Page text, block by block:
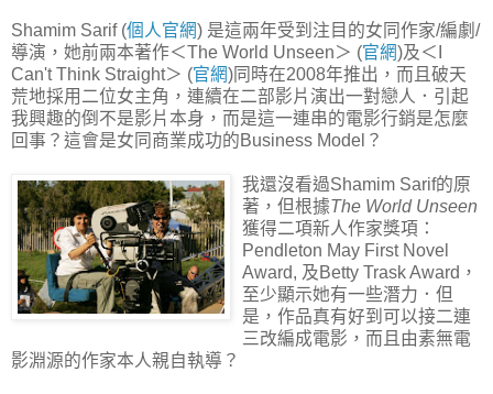
Shamim Sarif (個人官網) 是這兩年受到注目的女同作家/編劇/
導演，她前兩本著作＜The World Unseen＞ (官網)及＜I
Can't Think Straight＞ (官網)同時在2008年推出，而且破天
荒地採用二位女主角，連續在二部影片演出一對戀人．引起
我興趣的倒不是影片本身，而是這一連串的電影行銷是怎麼
回事？這會是女同商業成功的Business Model？
我還沒看過Shamim Sarif的原
著，但根據The World Unseen
獲得二項新人作家獎項：
Pendleton May First Novel
Award, 及Betty Trask Award，
至少顯示她有一些潛力．但
是，作品真有好到可以接二連
三改編成電影，而且由素無電
影淵源的作家本人親自執導？